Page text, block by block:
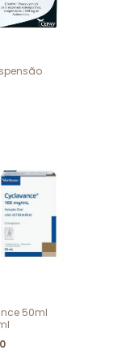
50ml